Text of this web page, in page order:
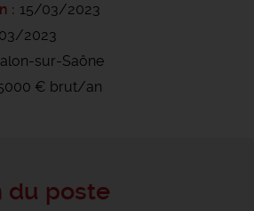
15/03/2023
2023
sur-Saône
€ brut/an
du poste